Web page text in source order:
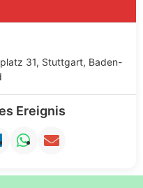
31, Stuttgart, Baden-
Ereignis